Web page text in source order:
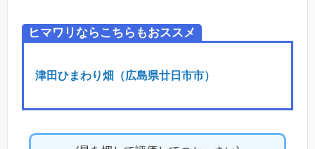
ヒマワリならこちらもおススメ
津田ひまわり畑（広島県廿日市市）